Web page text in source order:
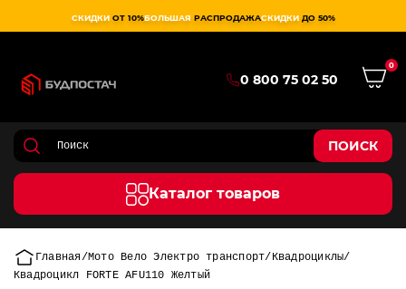
СКИДКИ ОТ 10%БОЛЬШАЯ РАСПРОДАЖАСКИДКИ ДО 50%
0 800 75 02 50
0
ПОИСК
Каталог товаров
Главная Мото Вело Электро транспорт
Квадроциклы
Квадроцикл FORTE AFU110 Желтый